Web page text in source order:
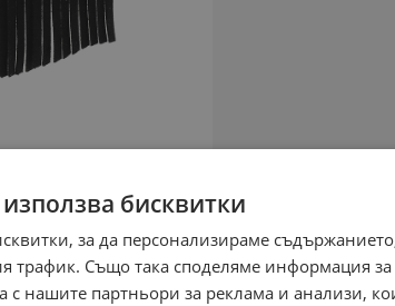
бисквитки
за да персонализираме
трафик. Също така споделяме информация
с нашите партньори за реклама и анализи,